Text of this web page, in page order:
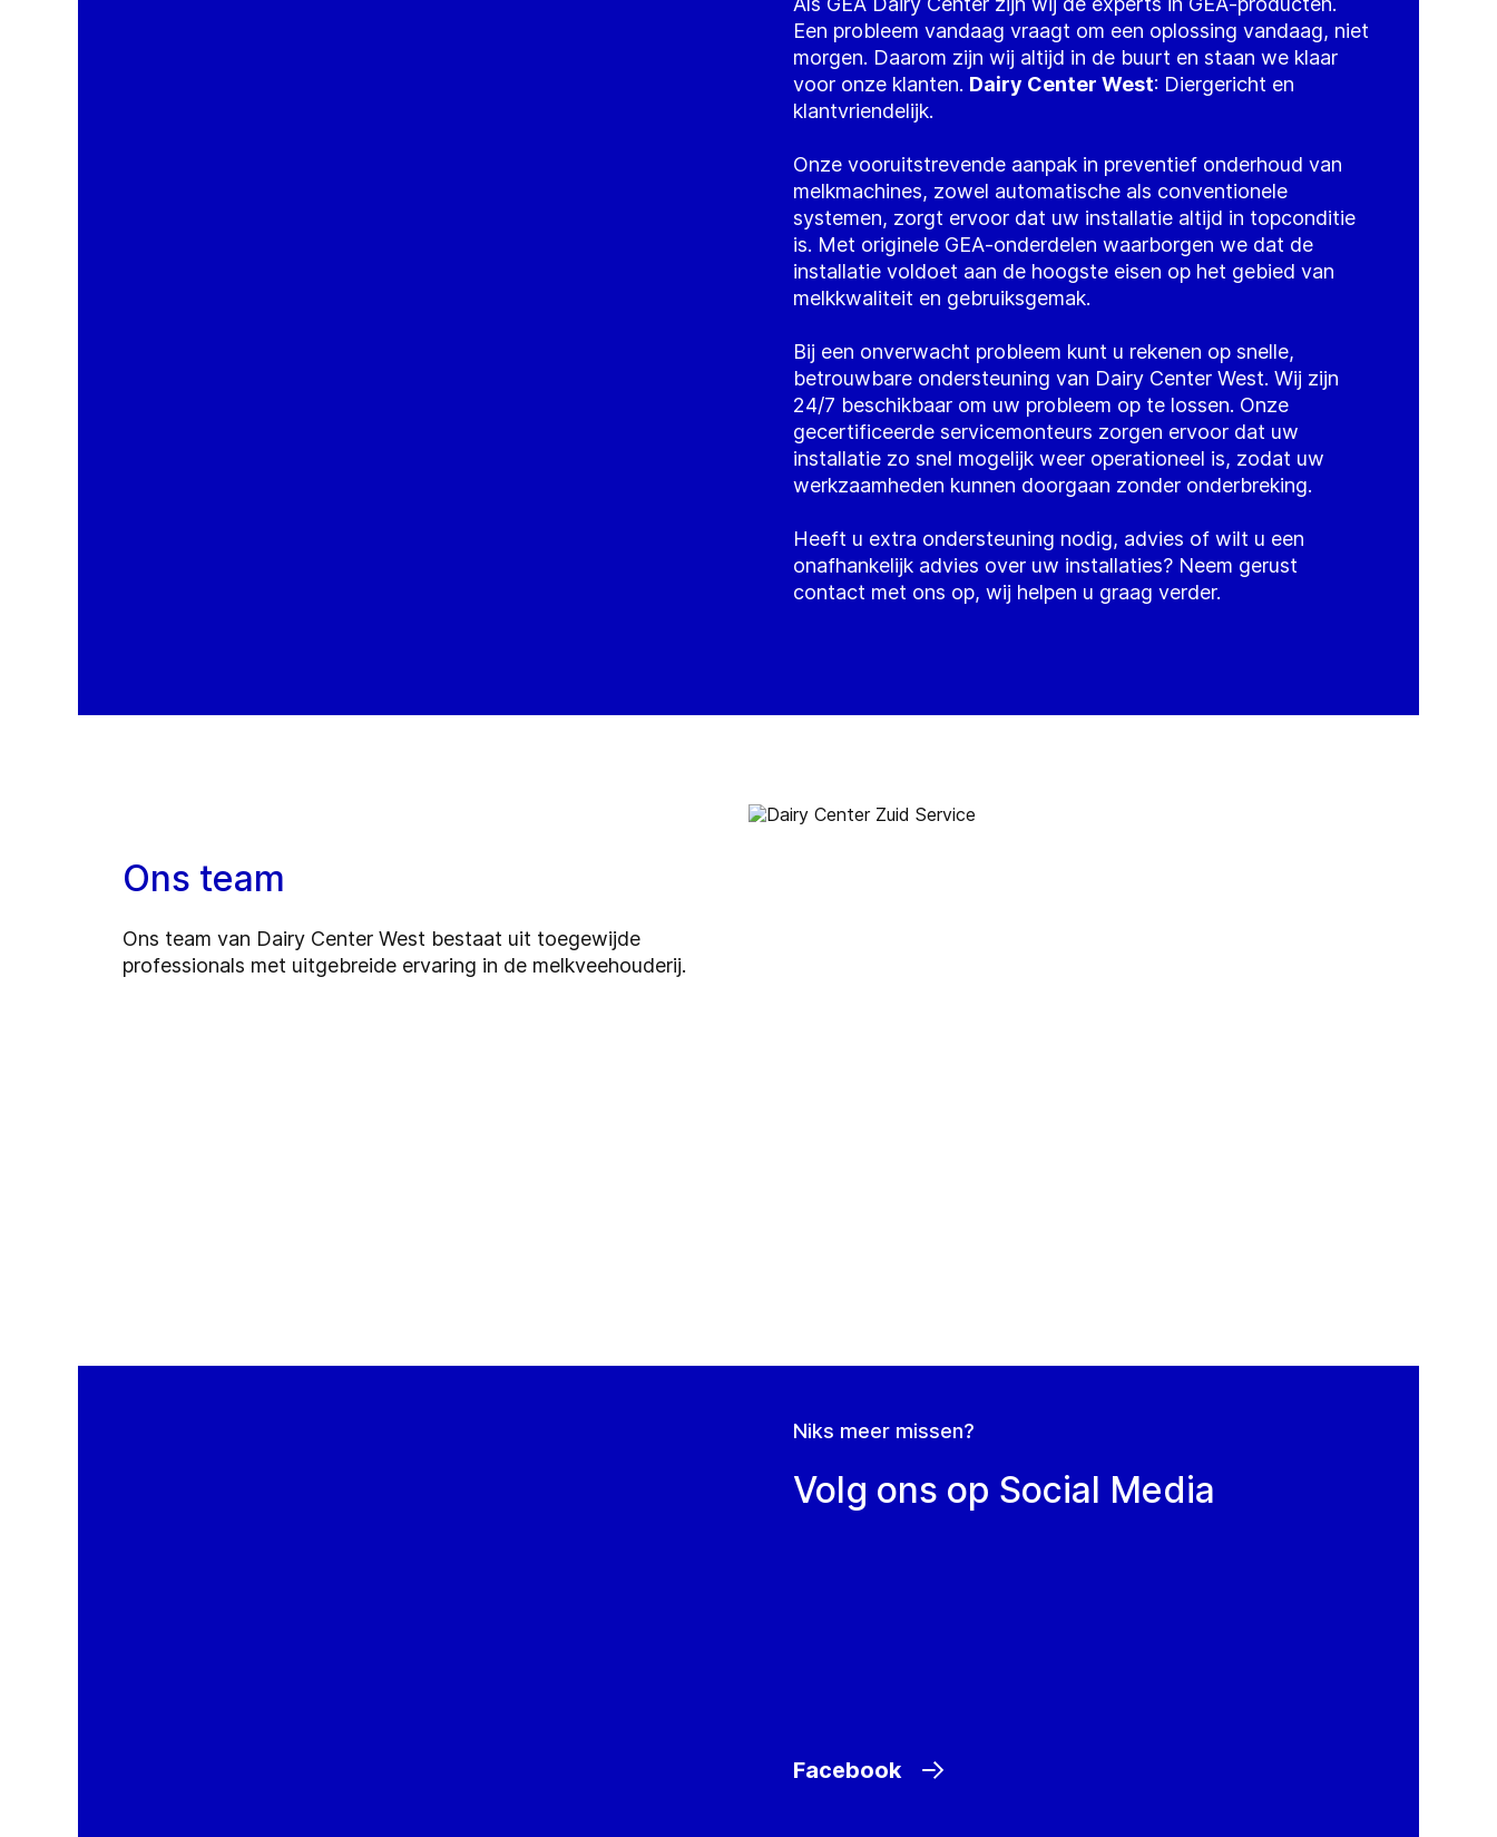
Een probleem vandaag vraagt om een oplossing vandaag, niet
morgen. Daarom zijn wij altijd in de buurt en staan we klaar
voor onze klanten. Dairy Center West: Diergericht en
klantvriendelijk.
Onze vooruitstrevende aanpak in preventief onderhoud van
melkmachines, zowel automatische als conventionele
systemen, zorgt ervoor dat uw installatie altijd in topconditie
is. Met originele GEA-onderdelen waarborgen we dat de
installatie voldoet aan de hoogste eisen op het gebied van
melkkwaliteit en gebruiksgemak.
Bij een onverwacht probleem kunt u rekenen op snelle,
betrouwbare ondersteuning van Dairy Center West. Wij zijn
24/7 beschikbaar om uw probleem op te lossen. Onze
gecertificeerde servicemonteurs zorgen ervoor dat uw
installatie zo snel mogelijk weer operationeel is, zodat uw
werkzaamheden kunnen doorgaan zonder onderbreking.
Heeft u extra ondersteuning nodig, advies of wilt u een
onafhankelijk advies over uw installaties? Neem gerust
contact met ons op, wij helpen u graag verder.
Ons team
Ons team van Dairy Center West bestaat uit toegewijde
professionals met uitgebreide ervaring in de melkveehouderij.
Niks meer missen?
Volg ons op Social Media
Facebook